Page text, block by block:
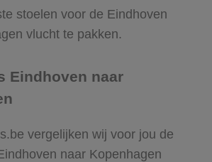
stoelen voor de Eindhoven
vlucht te pakken.
Eindhoven naar
vergelijken wij voor jou de
naar Kopenhagen